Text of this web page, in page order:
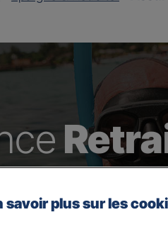
Gan Assurances,
effectués sur votre
contraire)
.
savoir plus sur les